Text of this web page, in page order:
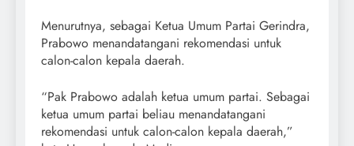
Menurutnya, sebagai Ketua Umum Partai Gerindra,
Prabowo menandatangani rekomendasi untuk
calon-calon kepala daerah.
“Pak Prabowo adalah ketua umum partai. Sebagai
ketua umum partai beliau menandatangani
rekomendasi untuk calon-calon kepala daerah,”